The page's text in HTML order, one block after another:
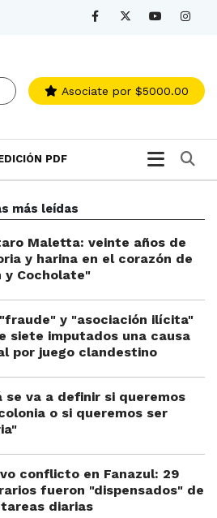
Asociate por $5000.00
PDF
más leídas
Maletta: veinte años de
y harina en el corazón de
y Cocholate"
y "asociación ilícita"
siete imputados una causa
por juego clandestino
se va a definir si queremos
o si queremos ser
conflicto en Fanazul: 29
fueron "dispensados" de
diarias